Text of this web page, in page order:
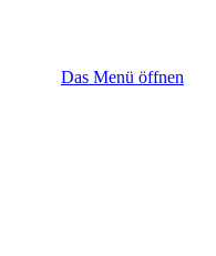
Das Menü öffnen